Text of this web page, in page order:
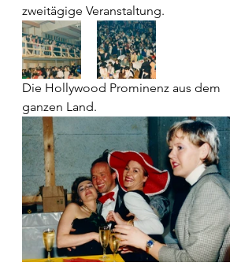
zweitägige Veranstaltung.
Die Hollywood Prominenz aus dem
ganzen Land.